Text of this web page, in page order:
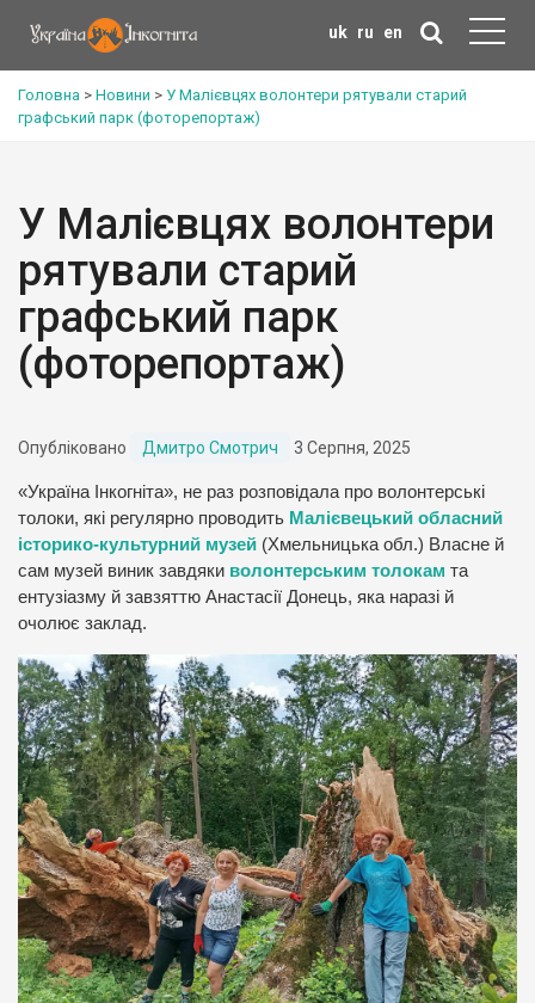
uk ru en
Головна > Новини > У Малієвцях волонтери рятували старий
графський парк (фоторепортаж)
У Малієвцях волонтери
рятували старий
графський парк
(фоторепортаж)
Опубліковано Дмитро Смотрич 3 Серпня, 2025
«Україна Інкогніта», не раз розповідала про волонтерські
толоки, які регулярно проводить Малієвецький обласний
історико-культурний музей (Хмельницька обл.) Власне й
сам музей виник завдяки волонтерським толокам та
ентузіазму й завзяттю Анастасії Донець, яка наразі й
очолює заклад.